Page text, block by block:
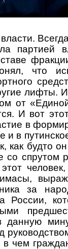
партией
что
лифты.
от
И вот
в
и в
как будто
со спрутом
за
России,
данную
в чем